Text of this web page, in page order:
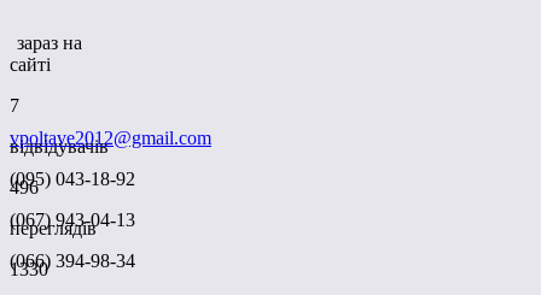
зараз на
сайті
7
відвідувачів
496
переглядів
1330
vpoltave2012@gmail.com
(095) 043-18-92
(067) 943-04-13
(066) 394-98-34